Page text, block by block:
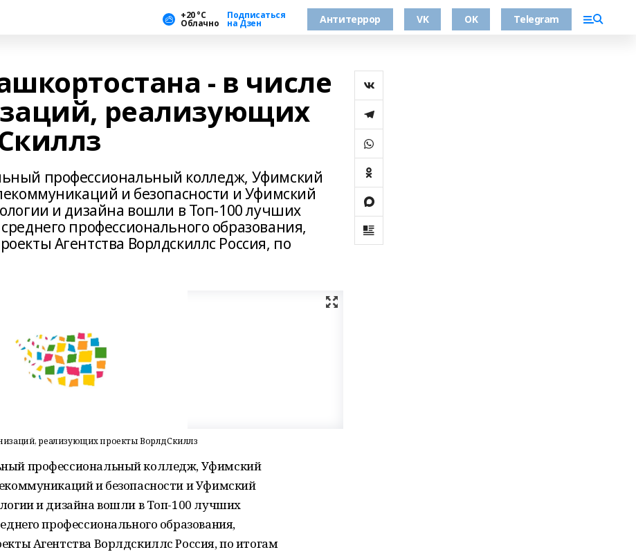
+20 °С
Облачно
Подписаться
на Дзен Антитеррор VK OK Telegram
- в числе
реализующих
профессиональный колледж, Уфимский
и безопасности и Уфимский
и дизайна вошли в Топ-100 лучших
профессионального образования,
Агентства Ворлдскиллс Россия, по
реализующих проекты ВорлдСкиллз
профессиональный колледж, Уфимский
и безопасности и Уфимский
и дизайна вошли в Топ-100 лучших
профессионального образования,
Агентства Ворлдскиллс Россия, по итогам